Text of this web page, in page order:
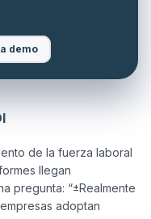
demo
de la fuerza laboral
llegan
pregunta: “±Realmente
adoptan